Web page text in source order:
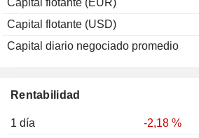
Rentabilidad
1 día
-2,18 %
Capital flotante (EUR)
Capital flotante (USD)
Capital diario negociado promedio